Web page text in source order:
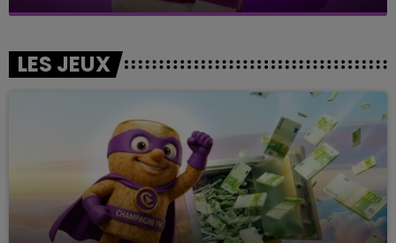
LES JEUX